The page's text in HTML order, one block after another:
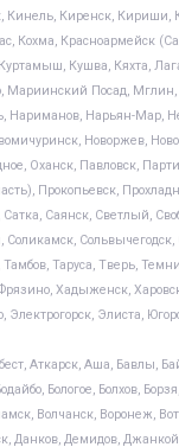
Киренск, Кириши,
Кохма, Красноармейск
Кушва, Кяхта,
Посад,
Нарьян-Мар,
Новоржев,
Оханск, Павловск,
Прокопьевск,
Саянск, Светлый,
Сольвычегодск,
Таруса, Тверь,
Хадыженск,
Элиста,
Аткарск, Аша, Бавлы,
Бологое, Болхов,
Волчанск, Воронеж,
Данков, Демидов,